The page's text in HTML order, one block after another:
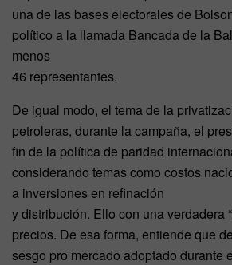
una de las bases electorales de
político a la llamada Bancada de la
menos
46 representantes.
De igual modo, el tema de la
petroleras, durante la campaña, el
fin de la política de paridad
considerando temas como costos
a inversiones en refinación
y distribución. Ello con una verdadera
precios. De esa forma, entiende que
sesgo pro mercado adoptado durante